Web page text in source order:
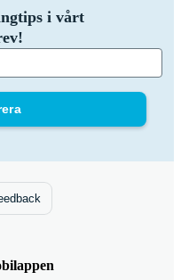
i vårt